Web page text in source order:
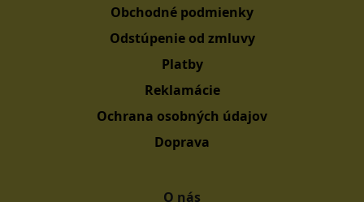
Obchodné podmienky
Odstúpenie od zmluvy
Platby
Reklamácie
Ochrana osobných údajov
Doprava
O nás